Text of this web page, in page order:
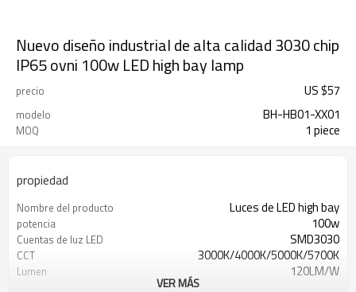
Nuevo diseño industrial de alta calidad 3030 chip
IP65 ovni 100w LED high bay lamp
precio US $57
modelo BH-HB01-XX01
MOQ 1 piece
propiedad
Nombre del producto Luces de LED high bay
potencia 100w
Cuentas de luz LED SMD3030
CCT 3000K/4000K/5000K/5700K
Lumen 120LM/W
VER MÁS